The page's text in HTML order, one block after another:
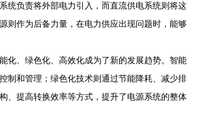
统负责将外部电力引入，而直流供电系统则将这
则作为后备力量，在电力供应出现问题时，能够
、绿色化、高效化成为了新的发展趋势。智能
制和管理；绿色化技术则通过节能降耗、减少排
、提高转换效率等方式，提升了电源系统的整体